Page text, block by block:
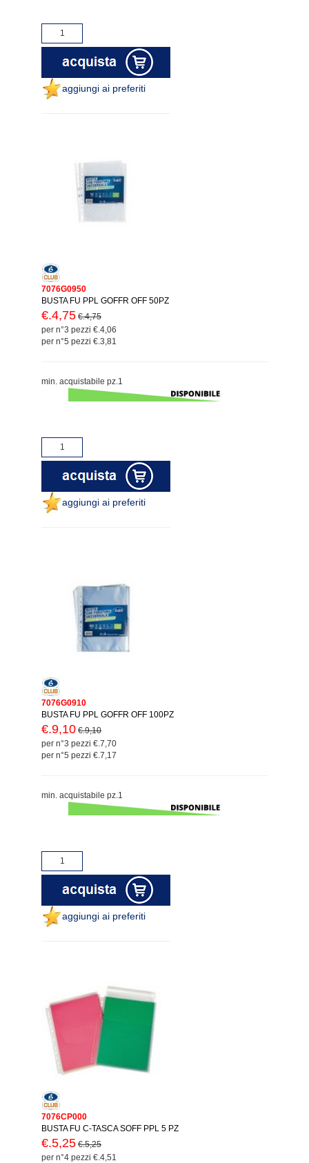
aggiungi ai preferiti
7076G0950
BUSTA FU PPL GOFFR OFF 50PZ
€.4,75 €.4,75
per n°3 pezzi €.4,06
per n°5 pezzi €.3,81
min. acquistabile pz.1
aggiungi ai preferiti
7076G0910
BUSTA FU PPL GOFFR OFF 100PZ
€.9,10 €.9,10
per n°3 pezzi €.7,70
per n°5 pezzi €.7,17
min. acquistabile pz.1
aggiungi ai preferiti
7076CP000
BUSTA FU C-TASCA SOFF PPL 5 PZ
€.5,25 €.5,25
per n°4 pezzi €.4,51